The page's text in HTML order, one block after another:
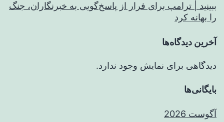
ببینید | ترامپ برای فرار از پاسخ‌گویی به خبرنگاران، جنگ
را بهانه کرد
آخرین دیدگاه‌ها
دیدگاهی برای نمایش وجود ندارد.
بایگانی‌ها
آگوست 2026